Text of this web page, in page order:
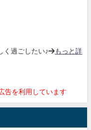
く過ごしたい♪→もっと詳
告を利用しています